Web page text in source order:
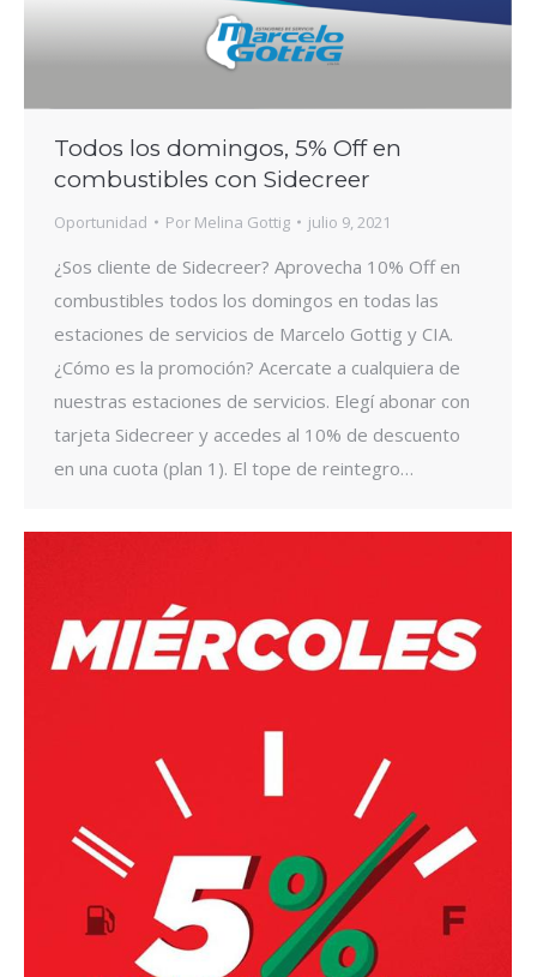
Todos los domingos, 5% Off en
combustibles con Sidecreer
Oportunidad Por Melina Gottig julio 9, 2021
¿Sos cliente de Sidecreer? Aprovecha 10% Off en
combustibles todos los domingos en todas las
estaciones de servicios de Marcelo Gottig y CIA.
¿Cómo es la promoción? Acercate a cualquiera de
nuestras estaciones de servicios. Elegí abonar con
tarjeta Sidecreer y accedes al 10% de descuento
en una cuota (plan 1). El tope de reintegro…